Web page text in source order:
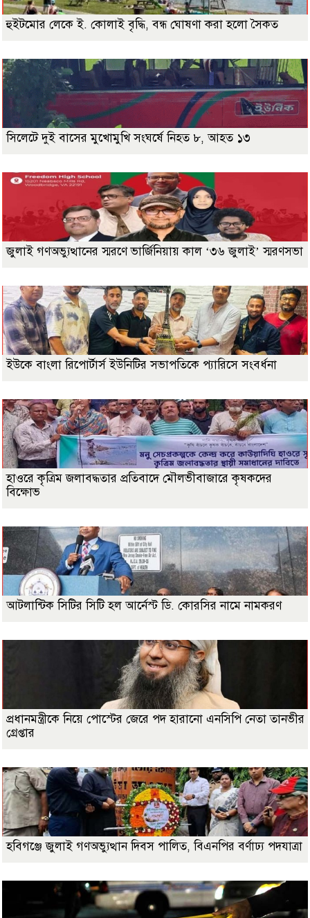
হুইটমোর লেকে ই. কোলাই বৃদ্ধি, বন্ধ ঘোষণা করা হলো সৈকত
সিলেটে দুই বাসের মুখোমুখি সংঘর্ষে নিহত ৮, আহত ১৩
জুলাই গণঅভ্যুত্থানের স্মরণে ভার্জিনিয়ায় কাল ‘৩৬ জুলাই’ স্মরণসভা
ইউকে বাংলা রিপোর্টার্স ইউনিটির সভাপতিকে প্যারিসে সংবর্ধনা
হাওরে কৃত্রিম জলাবদ্ধতার প্রতিবাদে মৌলভীবাজারে কৃষকদের
বিক্ষোভ
আটলান্টিক সিটির সিটি হল আর্নেস্ট ডি. কোরসির নামে নামকরণ
প্রধানমন্ত্রীকে নিয়ে পোস্টের জেরে পদ হারানো এনসিপি নেতা তানভীর
গ্রেপ্তার
হবিগঞ্জে জুলাই গণঅভ্যুত্থান দিবস পালিত, বিএনপির বর্ণাঢ্য পদযাত্রা